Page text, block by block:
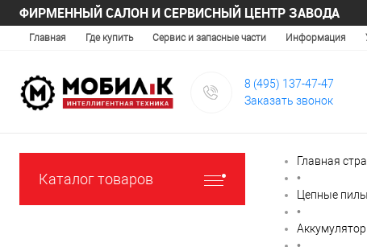
ФИРМЕННЫЙ САЛОН И СЕРВИСНЫЙ ЦЕНТР ЗАВОДА
Главная Где купить Сервис и запасные части Информация
8 (495) 137-47-47
Заказать звонок
Каталог товаров
Главная
•
Цепные пилы
•